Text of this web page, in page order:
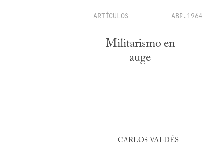
ARTÍCULOS ABR.1964
Militarismo en
auge
CARLOS VALDÉS